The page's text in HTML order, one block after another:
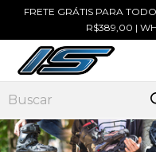
FRETE GRÁTIS PARA
R$389,00 |